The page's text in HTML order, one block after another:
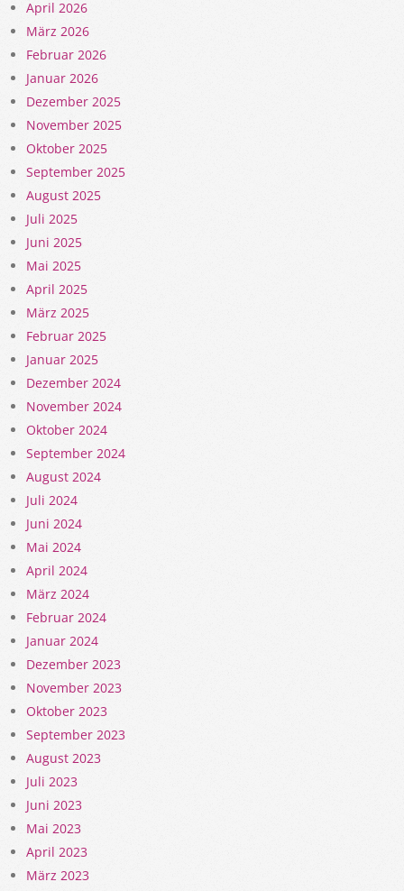
April 2026
März 2026
Februar 2026
Januar 2026
Dezember 2025
November 2025
Oktober 2025
September 2025
August 2025
Juli 2025
Juni 2025
Mai 2025
April 2025
März 2025
Februar 2025
Januar 2025
Dezember 2024
November 2024
Oktober 2024
September 2024
August 2024
Juli 2024
Juni 2024
Mai 2024
April 2024
März 2024
Februar 2024
Januar 2024
Dezember 2023
November 2023
Oktober 2023
September 2023
August 2023
Juli 2023
Juni 2023
Mai 2023
April 2023
März 2023